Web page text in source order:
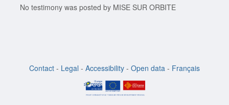
No testimony was posted by MISE SUR ORBITE
Contact - Legal - Accessibility - Open data - Français